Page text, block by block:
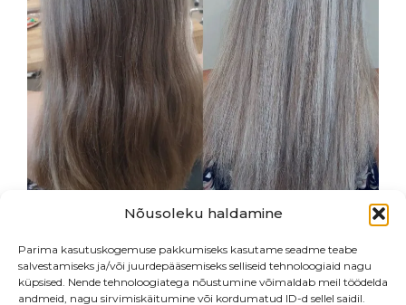
Nõusoleku haldamine
Parima kasutuskogemuse pakkumiseks kasutame seadme teabe
salvestamiseks ja/või juurdepääsemiseks selliseid tehnoloogiaid nagu
küpsised. Nende tehnoloogiatega nõustumine võimaldab meil töödelda
andmeid, nagu sirvimiskäitumine või kordumatud ID-d sellel saidil.